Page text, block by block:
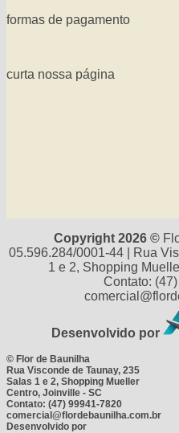
formas de pagamento
curta nossa página
Copyright 2026 ©
05.596.284/0001-44 | Rua
1 e 2, Shopping
Contato: (47)
Desenvolvido por
© Flor de Baunilha
Rua Visconde de Taunay, 235
Salas 1 e 2, Shopping Mueller
Centro, Joinville - SC
Contato: (47) 99941-7820
comercial@flordebaunilha.com.br
Desenvolvido por